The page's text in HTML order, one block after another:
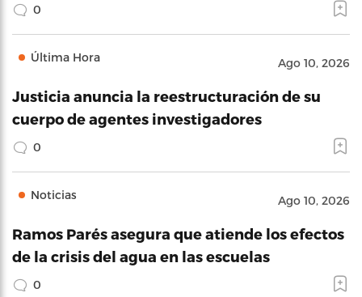
0
Última Hora Ago 10, 2026
Justicia anuncia la reestructuración de su
cuerpo de agentes investigadores
0
Noticias Ago 10, 2026
Ramos Parés asegura que atiende los efectos
de la crisis del agua en las escuelas
0